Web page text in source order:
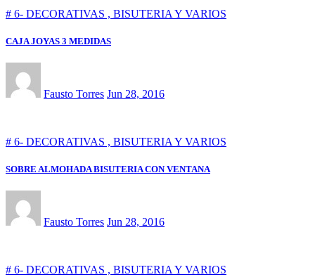
# 6- DECORATIVAS , BISUTERIA Y VARIOS
CAJA JOYAS 3 MEDIDAS
Fausto Torres Jun 28, 2016
# 6- DECORATIVAS , BISUTERIA Y VARIOS
SOBRE ALMOHADA BISUTERIA CON VENTANA
Fausto Torres Jun 28, 2016
# 6- DECORATIVAS , BISUTERIA Y VARIOS